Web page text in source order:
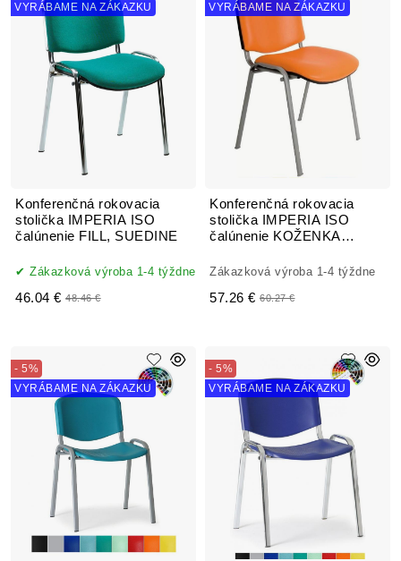
Konferenčná rokovacia
stolička IMPERIA ISO
čalúnenie FILL, SUEDINE
VYRÁBAME NA ZÁKAZKU
Zákazková výroba 1-4 týždne
46.04 € 48.46 €
Konferenčná rokovacia
stolička IMPERIA ISO
čalúnenie KOŽENKA
VYRÁBAME NA ZÁKAZKU
Zákazková výroba 1-4 týždne
57.26 € 60.27 €
- 5%
VYRÁBAME NA ZÁKAZKU
- 5%
VYRÁBAME NA ZÁKAZKU